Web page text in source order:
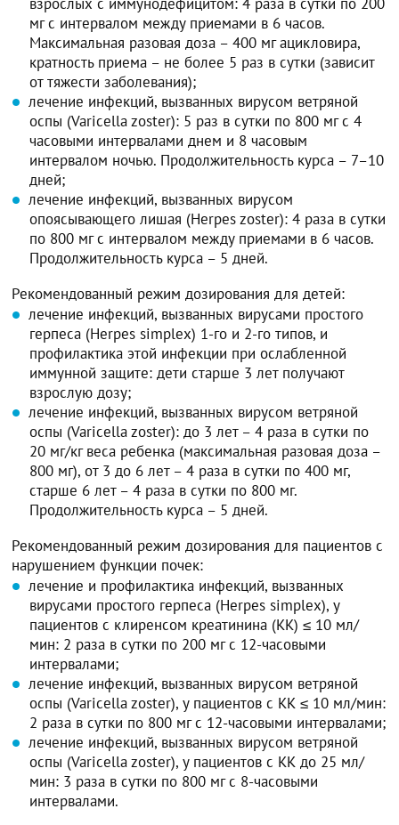
мг с интервалом между приемами в 6 часов.
Максимальная разовая доза – 400 мг ацикловира,
кратность приема – не более 5 раз в сутки (зависит
от тяжести заболевания);
лечение инфекций, вызванных вирусом ветряной
оспы (Varicella zoster): 5 раз в сутки по 800 мг с 4
часовыми интервалами днем и 8 часовым
интервалом ночью. Продолжительность курса – 7–10
дней;
лечение инфекций, вызванных вирусом
опоясывающего лишая (Herpes zoster): 4 раза в сутки
по 800 мг с интервалом между приемами в 6 часов.
Продолжительность курса – 5 дней.
Рекомендованный режим дозирования для детей:
лечение инфекций, вызванных вирусами простого
герпеса (Herpes simplex) 1-го и 2-го типов, и
профилактика этой инфекции при ослабленной
иммунной защите: дети старше 3 лет получают
взрослую дозу;
лечение инфекций, вызванных вирусом ветряной
оспы (Varicella zoster): до 3 лет – 4 раза в сутки по
20 мг/кг веса ребенка (максимальная разовая доза –
800 мг), от 3 до 6 лет – 4 раза в сутки по 400 мг,
старше 6 лет – 4 раза в сутки по 800 мг.
Продолжительность курса – 5 дней.
Рекомендованный режим дозирования для пациентов с
нарушением функции почек:
лечение и профилактика инфекций, вызванных
вирусами простого герпеса (Herpes simplex), у
пациентов с клиренсом креатинина (КК) ≤ 10 мл/
мин: 2 раза в сутки по 200 мг с 12-часовыми
интервалами;
лечение инфекций, вызванных вирусом ветряной
оспы (Varicella zoster), у пациентов с КК ≤ 10 мл/мин:
2 раза в сутки по 800 мг с 12-часовыми интервалами;
лечение инфекций, вызванных вирусом ветряной
оспы (Varicella zoster), у пациентов с КК до 25 мл/
мин: 3 раза в сутки по 800 мг с 8-часовыми
интервалами.